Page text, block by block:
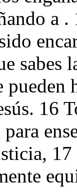
a
sabes
pueden
16
17